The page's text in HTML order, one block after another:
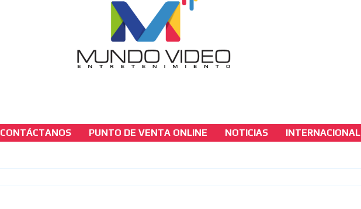
CONTÁCTANOS PUNTO DE VENTA ONLINE NOTICIAS INTERNACIONAL
¿Se pueden embargar las acciones de una S.A.S.
si el capital pagado sigue en cero?